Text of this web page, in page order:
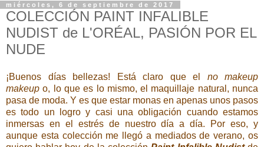
miércoles, 6 de septiembre de 2017
COLECCIÓN PAINT INFALIBLE
NUDIST de L'ORÉAL, PASIÓN POR EL
NUDE
¡Buenos días bellezas! Está claro que el no makeup
makeup o, lo que es lo mismo, el maquillaje natural, nunca
pasa de moda. Y es que estar monas en apenas unos pasos
es todo un logro y casi una obligación cuando estamos
inmersas en el estrés de nuestro día a día. Por eso, y
aunque esta colección me llegó a mediados de verano, os